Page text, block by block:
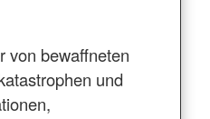
von bewaffneten
und